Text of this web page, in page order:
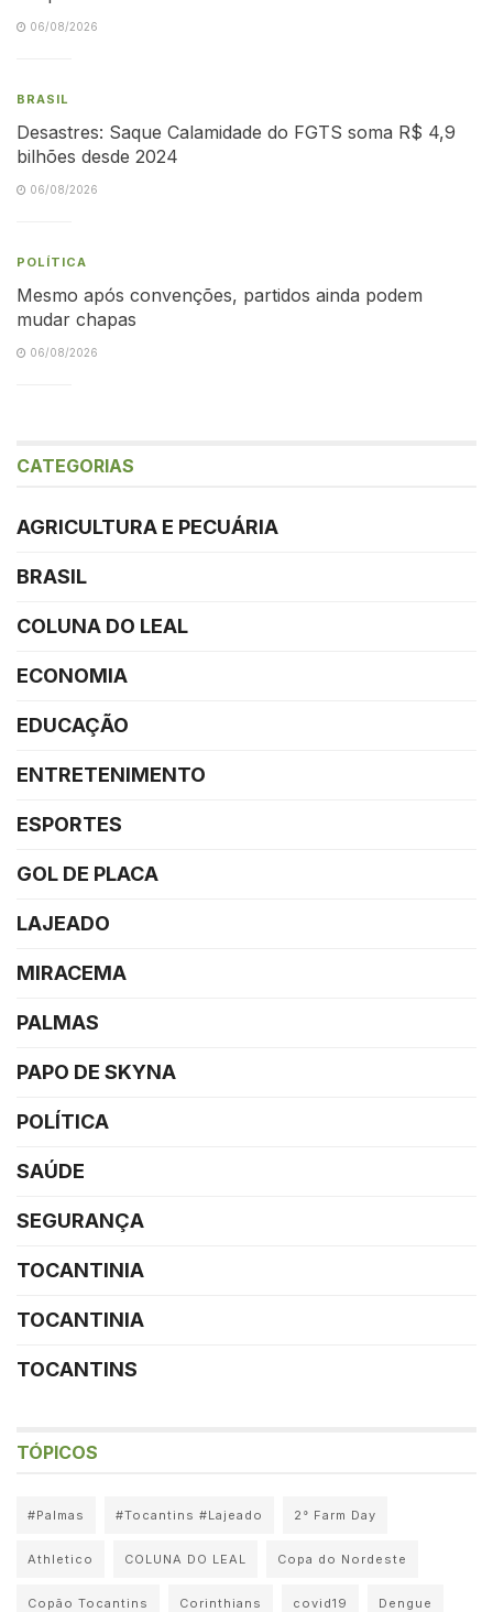
06/08/2026
BRASIL
Desastres: Saque Calamidade do FGTS soma R$ 4,9
bilhões desde 2024
06/08/2026
POLÍTICA
Mesmo após convenções, partidos ainda podem
mudar chapas
06/08/2026
CATEGORIAS
AGRICULTURA E PECUÁRIA
BRASIL
COLUNA DO LEAL
ECONOMIA
EDUCAÇÃO
ENTRETENIMENTO
ESPORTES
GOL DE PLACA
LAJEADO
MIRACEMA
PALMAS
PAPO DE SKYNA
POLÍTICA
SAÚDE
SEGURANÇA
TOCANTINIA
TOCANTINIA
TOCANTINS
TÓPICOS
#Palmas #Tocantins #Lajeado 2° Farm Day
Athletico COLUNA DO LEAL Copa do Nordeste
Copão Tocantins Corinthians covid19 Dengue